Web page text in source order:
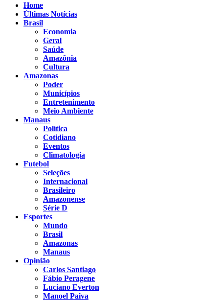
Home
Últimas Notícias
Brasil
Economia
Geral
Saúde
Amazônia
Cultura
Amazonas
Poder
Municípios
Entretenimento
Meio Ambiente
Manaus
Política
Cotidiano
Eventos
Climatologia
Futebol
Seleções
Internacional
Brasileiro
Amazonense
Série D
Esportes
Mundo
Brasil
Amazonas
Manaus
Opinião
Carlos Santiago
Fábio Peragene
Luciano Everton
Manoel Paiva